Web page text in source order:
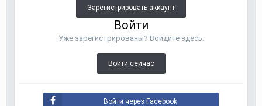
Зарегистрировать аккаунт
Войти
Уже зарегистрированы? Войдите здесь.
Войти сейчас
Войти через Facebook